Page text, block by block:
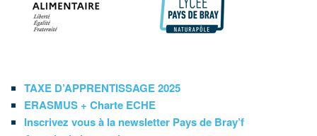
TAXE D’APPRENTISSAGE 2025
ERASMUS + Charte ECHE
Inscrivez vous à la newsletter Pays de Bray’f